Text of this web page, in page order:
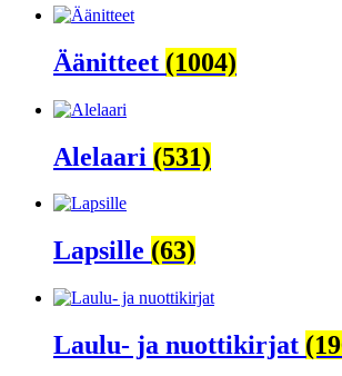
Äänitteet (1004)
Alelaari (531)
Lapsille (63)
Laulu- ja nuottikirjat